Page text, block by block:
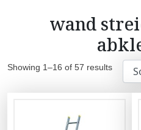
wand
Showing 1–16 of 57 results